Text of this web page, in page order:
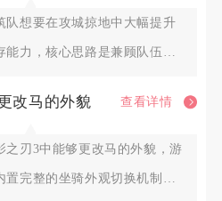
队想要在攻城掠地中大幅提升
能力，核心思路是兼顾队伍基
改马的外貌 查看详情
之刃3中能够更改马的外貌，游
置完整的坐骑外观切换机制，